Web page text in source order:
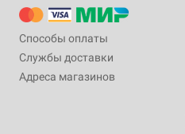
Способы оплаты
Службы доставки
Адреса магазинов